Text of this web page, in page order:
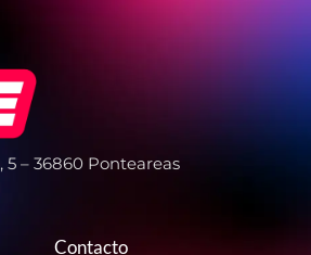
5 – 36860 Ponteareas
Contacto